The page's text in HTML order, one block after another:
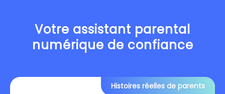
Votre assistant parental
numérique de confiance
Histoires réelles de parents